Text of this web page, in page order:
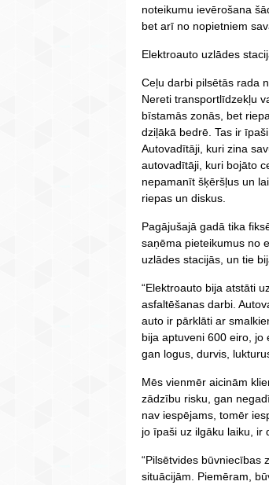
noteikumu ievērošana
bet arī no nopietniem
Elektroauto uzlādes
Ceļu darbi pilsētās rada
Nereti transportlīdzekļu
bīstamās zonās, bet
dziļākā bedrē. Tas ir
Autovadītāji, kuri zina
autovadītāji, kuri bojāto
nepamanīt šķēršļus un
riepas un diskus.
Pagājušajā gadā tika
saņēma pieteikumus no
uzlādes stacijās, un tie
“Elektroauto bija atstāti
asfaltēšanas darbi.
auto ir pārklāti ar
bija aptuveni 600 eiro, jo
gan logus, durvis,
Mēs vienmēr aicinām
zādzību risku, gan
nav iespējams, tomēr
jo īpaši uz ilgāku laiku, ir
“Pilsētvides būvniecības
situācijām. Piemēram,